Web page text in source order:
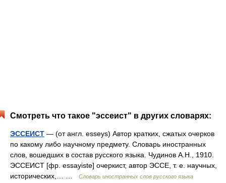
Смотреть что такое "эссеист" в других словарях:
ЭССЕИСТ — (от англ. esseys) Автор кратких, сжатых очерков
по какому либо научному предмету. Словарь иностранных
слов, вошедших в состав русского языка. Чудинов А.Н., 1910.
ЭССЕИСТ [фр. essayiste] очеркист, автор ЭССЕ, т. е. научных,
исторических,… …
Словарь иностранных слов русского языка